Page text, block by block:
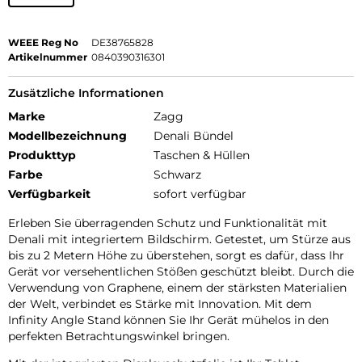
WEEE Reg No
DE38765828
Artikelnummer 0840390316301
Zusätzliche Informationen
Marke
Zagg
Modellbezeichnung
Denali Bündel
Produkttyp
Taschen & Hüllen
Farbe
Schwarz
Verfügbarkeit
sofort verfügbar
Erleben Sie überragenden Schutz und Funktionalität mit
Denali mit integriertem Bildschirm. Getestet, um Stürze aus
bis zu 2 Metern Höhe zu überstehen, sorgt es dafür, dass Ihr
Gerät vor versehentlichen Stößen geschützt bleibt. Durch die
Verwendung von Graphene, einem der stärksten Materialien
der Welt, verbindet es Stärke mit Innovation. Mit dem
Infinity Angle Stand können Sie Ihr Gerät mühelos in den
perfekten Betrachtungswinkel bringen.